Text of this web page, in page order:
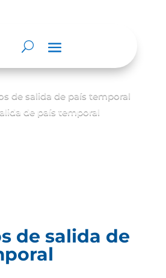
de salida de país temporal
de país temporal
de salida de